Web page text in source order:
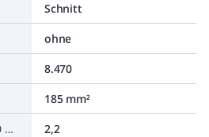
Schnitt
ohne
8.470
185 mm²
Übl. Trommelgr. b. 500 m Ø m
2,2